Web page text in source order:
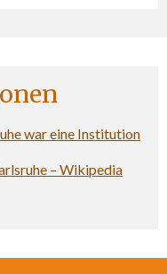
war eine Institution
– Wikipedia